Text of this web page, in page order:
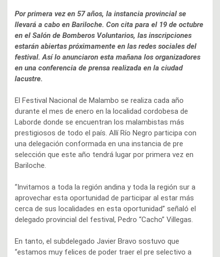
Por primera vez en 57 años, la instancia provincial se
llevará a cabo en Bariloche. Con cita para el 19 de octubre
en el Salón de Bomberos Voluntarios, las inscripciones
estarán abiertas próximamente en las redes sociales del
festival. Así lo anunciaron esta mañana los organizadores
en una conferencia de prensa realizada en la ciudad
lacustre.
El Festival Nacional de Malambo se realiza cada año
durante el mes de enero en la localidad cordobesa de
Laborde donde se encuentran los malambistas más
prestigiosos de todo el país. Allí Río Negro participa con
una delegación conformada en una instancia de pre
selección que este año tendrá lugar por primera vez en
Bariloche.
“Invitamos a toda la región andina y toda la región sur a
aprovechar esta oportunidad de participar al estar más
cerca de sus localidades en esta oportunidad” señaló el
delegado provincial del festival, Pedro “Cacho” Villegas.
En tanto, el subdelegado Javier Bravo sostuvo que
“estamos muy felices de poder traer el pre selectivo a